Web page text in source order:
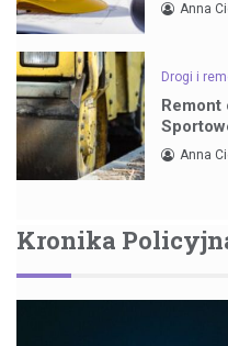
Anna
Drogi i
Remont
Anna
Kronika